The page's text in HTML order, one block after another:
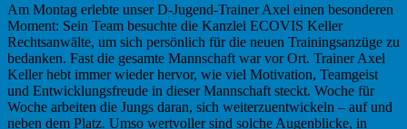
Am Montag erlebte unser D-Jugend-Trainer Axel einen besonderen
Moment: Sein Team besuchte die Kanzlei ECOVIS Keller
Rechtsanwälte, um sich persönlich für die neuen Trainingsanzüge zu
bedanken. Fast die gesamte Mannschaft war vor Ort. Trainer Axel
Keller hebt immer wieder hervor, wie viel Motivation, Teamgeist
und Entwicklungsfreude in dieser Mannschaft steckt. Woche für
Woche arbeiten die Jungs daran, sich weiterzuentwickeln – auf und
neben dem Platz. Umso wertvoller sind solche Augenblicke, in